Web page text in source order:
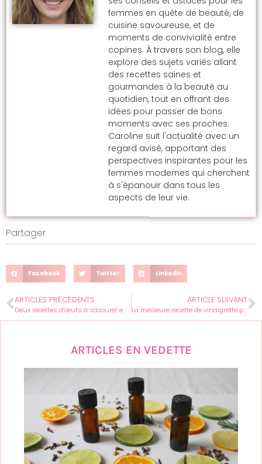
femmes en quête de beauté, de
cuisine savoureuse, et de
moments de convivialité entre
copines. À travers son blog, elle
explore des sujets variés allant
des recettes saines et
gourmandes à la beauté au
quotidien, tout en offrant des
idées pour passer de bons
moments avec ses proches.
Caroline suit l'actualité avec un
regard avisé, apportant des
perspectives inspirantes pour les
femmes modernes qui cherchent
à s'épanouir dans tous les
aspects de leur vie.
Partager
Facebook Twitter LinkedIn
ARTICLES PRÉCÉDENTS
Deux recettes d’œufs à savourer en famille
ARTICLE SUIVANT
La meilleure recette de vinaigrette pour salade César !
ARTICLES EN VEDETTE